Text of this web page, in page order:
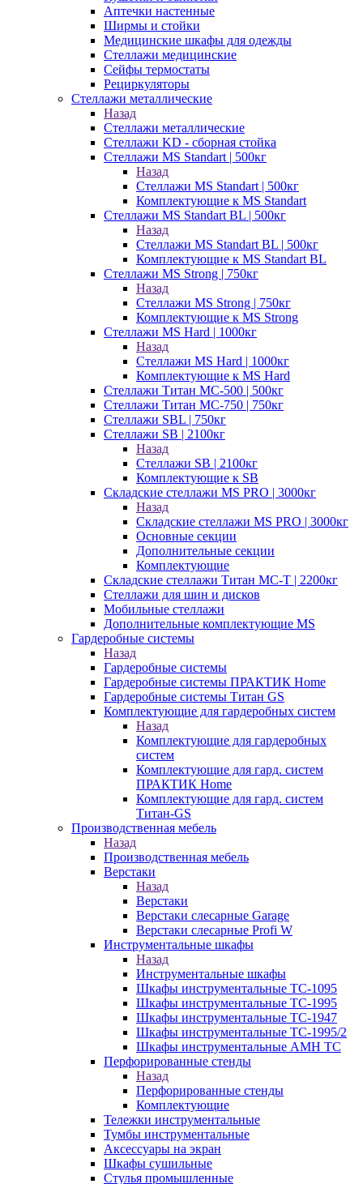
Аптечки настенные
Ширмы и стойки
Медицинские шкафы для одежды
Стеллажи медицинские
Сейфы термостаты
Рециркуляторы
Стеллажи металлические
Назад
Стеллажи металлические
Стеллажи KD - сборная стойка
Стеллажи MS Standart | 500кг
Назад
Стеллажи MS Standart | 500кг
Комплектующие к MS Standart
Стеллажи MS Standart BL | 500кг
Назад
Стеллажи MS Standart BL | 500кг
Комплектующие к MS Standart BL
Стеллажи MS Strong | 750кг
Назад
Стеллажи MS Strong | 750кг
Комплектующие к MS Strong
Стеллажи MS Hard | 1000кг
Назад
Стеллажи MS Hard | 1000кг
Комплектующие к MS Hard
Стеллажи Титан МС-500 | 500кг
Стеллажи Титан МС-750 | 750кг
Стеллажи SBL | 750кг
Стеллажи SB | 2100кг
Назад
Стеллажи SB | 2100кг
Комплектующие к SB
Складские стеллажи MS PRO | 3000кг
Назад
Складские стеллажи MS PRO | 3000кг
Основные секции
Дополнительные секции
Комплектующие
Складские стеллажи Титан МС-Т | 2200кг
Стеллажи для шин и дисков
Мобильные стеллажи
Дополнительные комплектующие MS
Гардеробные системы
Назад
Гардеробные системы
Гардеробные системы ПРАКТИК Home
Гардеробные системы Титан GS
Комплектующие для гардеробных систем
Назад
Комплектующие для гардеробных
систем
Комплектующие для гард. систем
ПРАКТИК Home
Комплектующие для гард. систем
Титан-GS
Производственная мебель
Назад
Производственная мебель
Верстаки
Назад
Верстаки
Верстаки слесарные Garage
Верстаки слесарные Profi W
Инструментальные шкафы
Назад
Инструментальные шкафы
Шкафы инструментальные TC-1095
Шкафы инструментальные TC-1995
Шкафы инструментальные TC-1947
Шкафы инструментальные TC-1995/2
Шкафы инструментальные AMH TC
Перфорированные стенды
Назад
Перфорированные стенды
Комплектующие
Тележки инструментальные
Тумбы инструментальные
Аксессуары на экран
Шкафы сушильные
Стулья промышленные